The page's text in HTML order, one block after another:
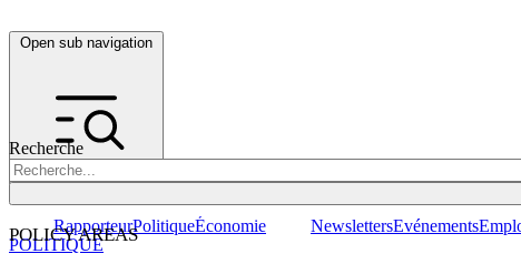
Open sub navigation
Recherche
POLICY AREAS
RapporteurPolitiqueÉconomie NewslettersEvénements
POLITIQUE